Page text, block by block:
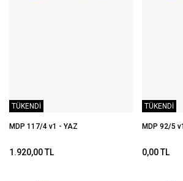
TÜKENDİ
MDP 117/4 v1 - YAZ
1.920,00 TL
TÜKENDİ
MDP 92/5
0,00 TL